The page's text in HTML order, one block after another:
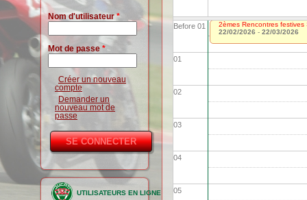
Nom d'utilisateur*
Mot de passe *
Créer un nouveau
compte
Demander un
nouveau mot de
passe
UTILISATEURS EN LIGNE
Before 01
01
02
03
04
05
2èmes Rencontres festives
22/02/2026 - 22/03/2026